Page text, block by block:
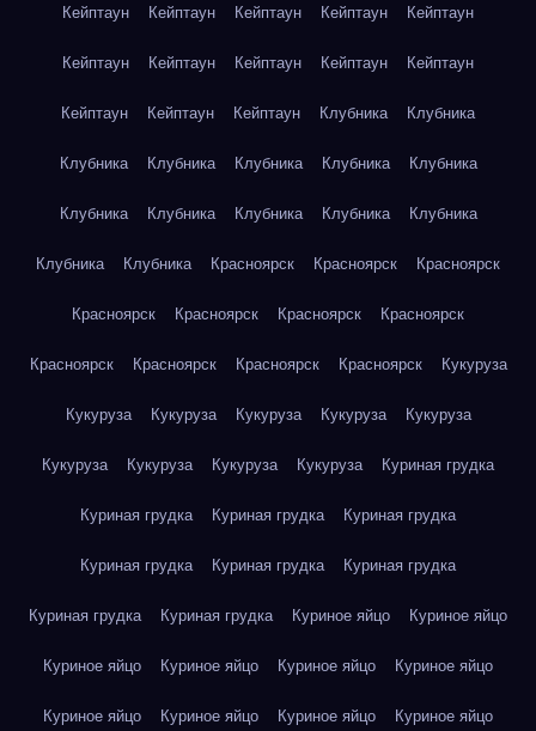
Кейптаун Кейптаун Кейптаун Кейптаун Кейптаун
Кейптаун Кейптаун Кейптаун Кейптаун Кейптаун
Кейптаун Кейптаун Кейптаун Клубника Клубника
Клубника Клубника Клубника Клубника Клубника
Клубника Клубника Клубника Клубника Клубника
Клубника Клубника Красноярск Красноярск Красноярск
Красноярск Красноярск Красноярск Красноярск
Красноярск Красноярск Красноярск Красноярск Кукуруза
Кукуруза Кукуруза Кукуруза Кукуруза Кукуруза
Кукуруза Кукуруза Кукуруза Кукуруза Куриная грудка
Куриная грудка Куриная грудка Куриная грудка
Куриная грудка Куриная грудка Куриная грудка
Куриная грудка Куриная грудка Куриное яйцо Куриное яйцо
Куриное яйцо Куриное яйцо Куриное яйцо Куриное яйцо
Куриное яйцо Куриное яйцо Куриное яйцо Куриное яйцо